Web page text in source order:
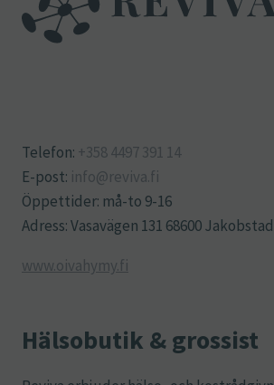
Telefon: +358 4497 391 14
E-post: info@reviva.fi
Öppettider: må-to 9-16
Adress: Vasavägen 131 68600 Jakobstad
www.oivahymy.fi
Hälsobutik & grossist